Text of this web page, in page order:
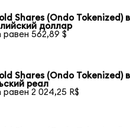
Shares (Ondo Tokenized) в
доллар
равен 562,89 $
Shares (Ondo Tokenized) в
реал
равен 2 024,25 R$